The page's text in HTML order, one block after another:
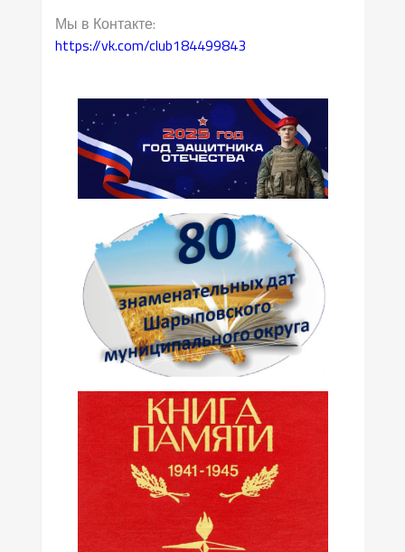
Мы в Контакте:
https://vk.com/club184499843